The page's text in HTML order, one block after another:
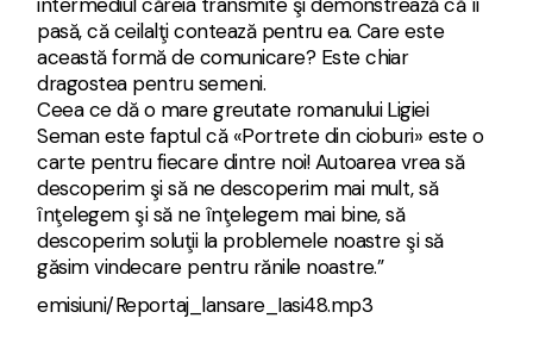
pasă, că ceilalţi contează pentru ea. Care este
această formă de comunicare? Este chiar
dragostea pentru semeni.
Ceea ce dă o mare greutate romanului Ligiei
Seman este faptul că «Portrete din cioburi» este o
carte pentru fiecare dintre noi! Autoarea vrea să
descoperim şi să ne descoperim mai mult, să
înţelegem şi să ne înţelegem mai bine, să
descoperim soluţii la problemele noastre şi să
găsim vindecare pentru rănile noastre.”
emisiuni/Reportaj_lansare_Iasi48.mp3